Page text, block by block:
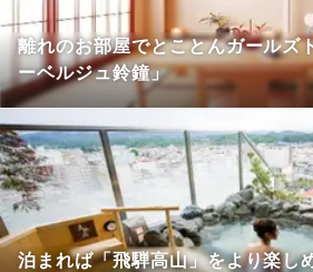
離れのお部屋でとことんガールズ
ーベルジュ鈴鐘」
泊まれば「飛騨高山」をより楽